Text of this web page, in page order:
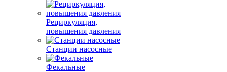
Рециркуляция,
повышения давления
Станции насосные
Фекальные